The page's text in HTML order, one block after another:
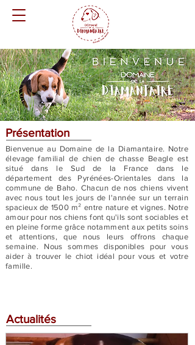
Présentation
Bienvenue au Domaine de la Diamantaire. Notre
élevage familial de chien de chasse Beagle est
situé dans le Sud de la France dans le
département des Pyrénées-Orientales dans la
commune de Baho. Chacun de nos chiens vivent
avec nous tout les jours de l'année sur un terrain
spacieux de 1500 m² entre nature et vignes. Notre
amour pour nos chiens font qu'ils sont sociables et
en pleine forme grâce notamment aux petits soins
et attentions, que nous leurs offrons chaque
semaine.
Nous sommes disponibles pour vous
aider à trouver le chiot idéal pour vous et votre
famille.
Actualités